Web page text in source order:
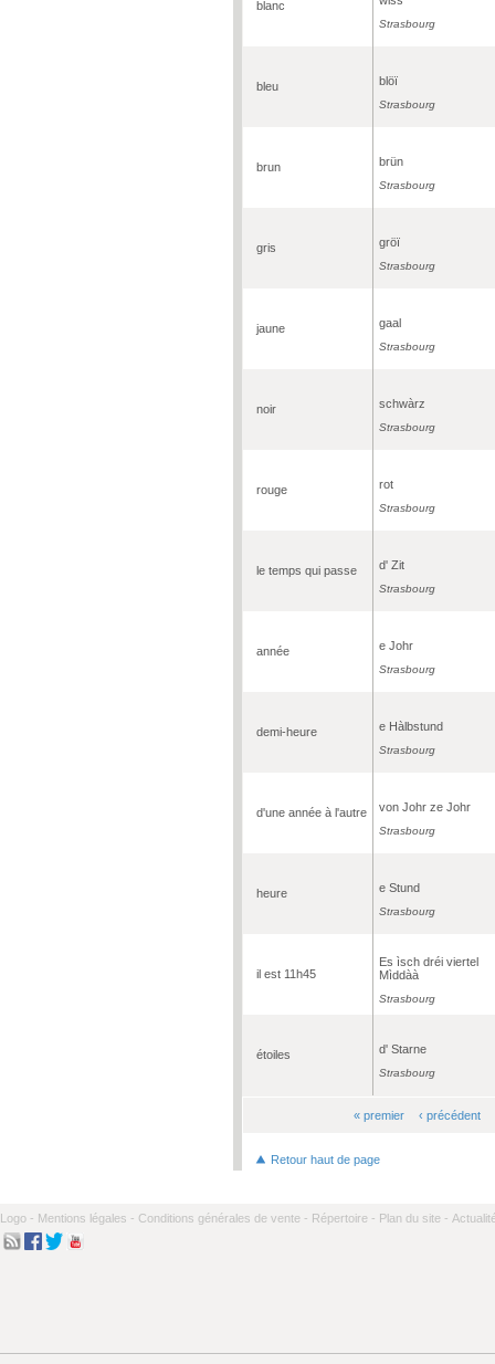
blanc
Strasbourg
bleu blöï
Strasbourg
brun brün
Strasbourg
gris gröï
Strasbourg
jaune gaal
Strasbourg
noir schwàrz
Strasbourg
rouge rot
Strasbourg
le temps qui passe d' Zit
Strasbourg
année e Johr
Strasbourg
demi-heure e Hàlbstund
Strasbourg
d'une année à l'autre von Johr ze Johr
Strasbourg
heure e Stund
Strasbourg
il est 11h45
Es ìsch dréi viertel
Mìddàà
Strasbourg
étoiles d' Starne
Strasbourg
« premier ‹ précédent
Retour haut de page
Logo - Mentions légales - Conditions générales de vente - Répertoire - Plan du site -